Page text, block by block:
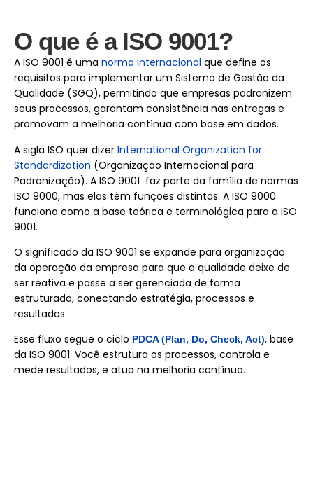
O que é a ISO 9001?
A ISO 9001 é uma norma internacional que define os
requisitos para implementar um Sistema de Gestão da
Qualidade (SGQ), permitindo que empresas padronizem
seus processos, garantam consistência nas entregas e
promovam a melhoria contínua com base em dados.
A sigla ISO quer dizer International Organization for
Standardization (Organização Internacional para
Padronização). A ISO 9001 faz parte da família de normas
ISO 9000, mas elas têm funções distintas. A ISO 9000
funciona como a base teórica e terminológica para a ISO
9001.
O significado da ISO 9001 se expande para organização
da operação da empresa para que a qualidade deixe de
ser reativa e passe a ser gerenciada de forma
estruturada, conectando estratégia, processos e
resultados
Esse fluxo segue o ciclo PDCA (Plan, Do, Check, Act), base
da ISO 9001. Você estrutura os processos, controla e
mede resultados, e atua na melhoria contínua.